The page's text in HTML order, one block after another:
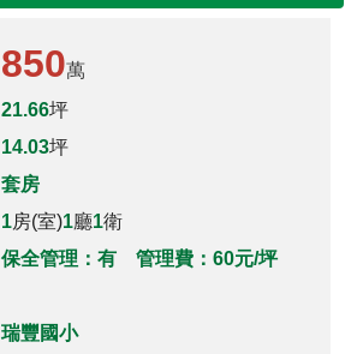
850萬
21.66坪
14.03坪
套房
1房(室)1廳1衛
保全管理：有 管理費：60元/坪
瑞豐國小